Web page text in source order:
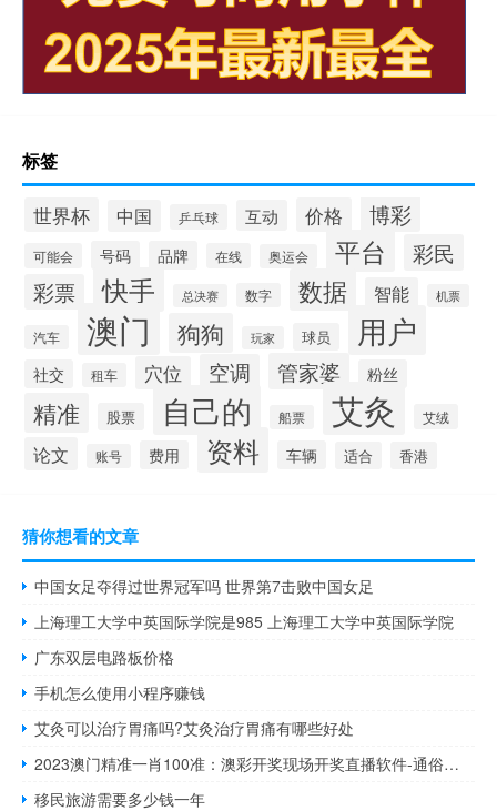
标签
世界杯 中国 乒乓球 互动 价格 博彩
可能会 号码 品牌 在线 奥运会 平台 彩民
彩票 快手 总决赛 数字 数据 智能 机票
汽车 澳门 狗狗 玩家 球员 用户
社交 租车 穴位 空调 管家婆 粉丝
精准 股票 自己的 船票 艾灸 艾绒
论文 账号 费用 资料 车辆 适合 香港
猜你想看的文章
中国女足夺得过世界冠军吗 世界第7击败中国女足
上海理工大学中英国际学院是985 上海理工大学中英国际学院
广东双层电路板价格
手机怎么使用小程序赚钱
艾灸可以治疗胃痛吗?艾灸治疗胃痛有哪些好处
2023澳门精准一肖100准：澳彩开奖现场开奖直播软件-通俗的最新解答-983.ISO.150
移民旅游需要多少钱一年